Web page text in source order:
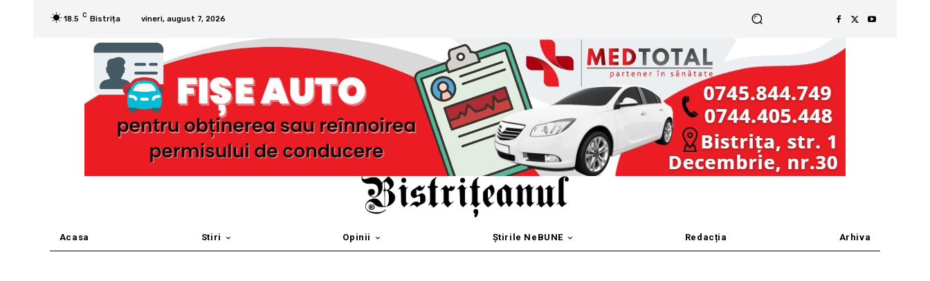
18.5 C Bistrița vineri, august 7, 2026
Acasa Stiri Opinii Știrile NeBUNE Redacția Arhiva